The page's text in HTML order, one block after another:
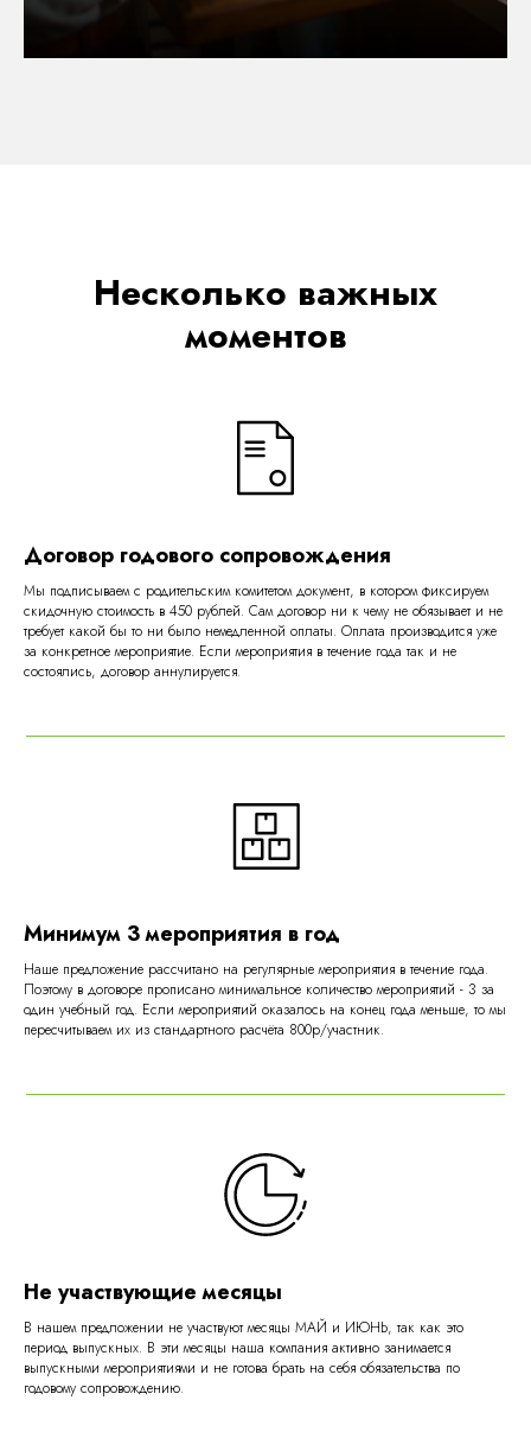
Несколько важных
моментов
Договор годового сопровождения
Мы подписываем с родительским комитетом документ, в котором фиксируем
скидочную стоимость в 450 рублей. Сам договор ни к чему не обязывает и не
требует какой бы то ни было немедленной оплаты. Оплата производится уже
за конкретное мероприятие. Если мероприятия в течение года так и не
состоялись, договор аннулируется.
Минимум 3 мероприятия в год
Наше предложение рассчитано на регулярные мероприятия в течение года.
Поэтому в договоре прописано минимальное количество мероприятий - 3 за
один учебный год. Если мероприятий оказалось на конец года меньше, то мы
пересчитываем их из стандартного расчёта 800р/участник.
Не участвующие месяцы
В нашем предложении не участвуют месяцы МАЙ и ИЮНЬ, так как это
период выпускных. В эти месяцы наша компания активно занимается
выпускными мероприятиями и не готова брать на себя обязательства по
годовому сопровождению.